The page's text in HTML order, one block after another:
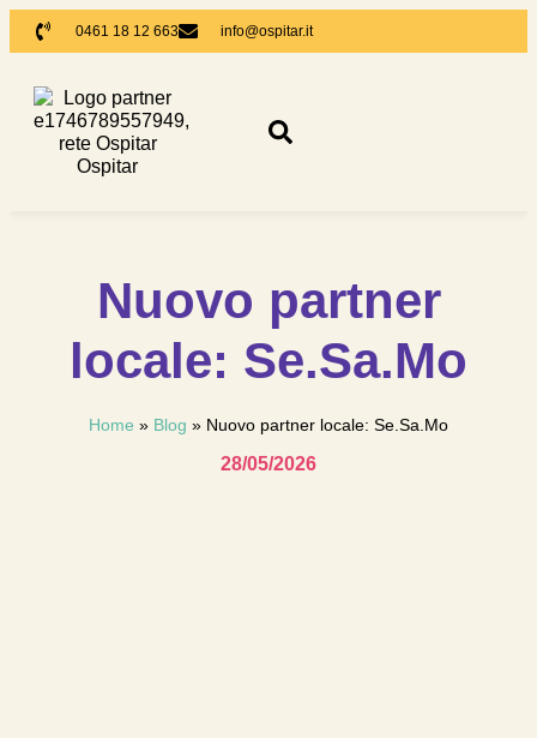
0461 18 12 663 info@ospitar.it
Nuovo partner
locale: Se.Sa.Mo
Home » Blog » Nuovo partner locale: Se.Sa.Mo
28/05/2026